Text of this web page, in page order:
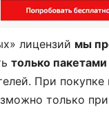
лицензий мы
только пакетами
При
только